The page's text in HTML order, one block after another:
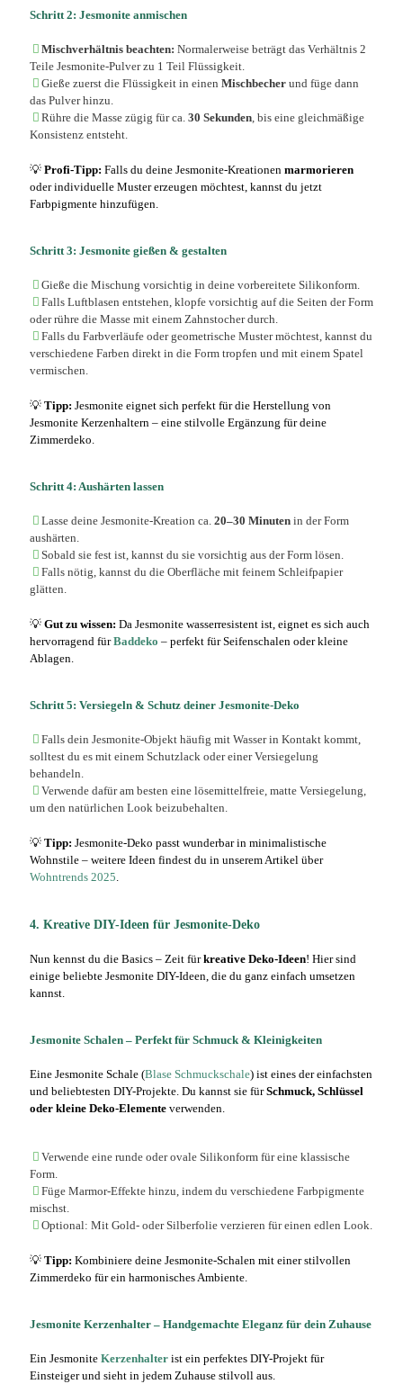
Schritt 2: Jesmonite anmischen
Mischverhältnis beachten: Normalerweise beträgt das Verhältnis 2
Teile Jesmonite-Pulver zu 1 Teil Flüssigkeit.
Gieße zuerst die Flüssigkeit in einen Mischbecher und füge dann
das Pulver hinzu.
Rühre die Masse zügig für ca. 30 Sekunden, bis eine gleichmäßige
Konsistenz entsteht.
💡 Profi-Tipp: Falls du deine Jesmonite-Kreationen marmorieren
oder individuelle Muster erzeugen möchtest, kannst du jetzt
Farbpigmente hinzufügen.
Schritt 3: Jesmonite gießen & gestalten
Gieße die Mischung vorsichtig in deine vorbereitete Silikonform.
Falls Luftblasen entstehen, klopfe vorsichtig auf die Seiten der Form
oder rühre die Masse mit einem Zahnstocher durch.
Falls du Farbverläufe oder geometrische Muster möchtest, kannst du
verschiedene Farben direkt in die Form tropfen und mit einem Spatel
vermischen.
💡 Tipp: Jesmonite eignet sich perfekt für die Herstellung von
Jesmonite Kerzenhaltern – eine stilvolle Ergänzung für deine
Zimmerdeko.
Schritt 4: Aushärten lassen
Lasse deine Jesmonite-Kreation ca. 20–30 Minuten in der Form
aushärten.
Sobald sie fest ist, kannst du sie vorsichtig aus der Form lösen.
Falls nötig, kannst du die Oberfläche mit feinem Schleifpapier
glätten.
💡 Gut zu wissen: Da Jesmonite wasserresistent ist, eignet es sich auch
hervorragend fürBaddeko – perfekt für Seifenschalen oder kleine
Ablagen.
Schritt 5: Versiegeln & Schutz deiner Jesmonite-Deko
Falls dein Jesmonite-Objekt häufig mit Wasser in Kontakt kommt,
solltest du es mit einem Schutzlack oder einer Versiegelung
behandeln.
Verwende dafür am besten eine lösemittelfreie, matte Versiegelung,
um den natürlichen Look beizubehalten.
💡 Tipp: Jesmonite-Deko passt wunderbar in minimalistische
Wohnstile – weitere Ideen findest du in unserem Artikel über
Wohntrends 2025.
4. Kreative DIY-Ideen für Jesmonite-Deko
Nun kennst du die Basics – Zeit fürkreative Deko-Ideen! Hier sind
einige beliebte Jesmonite DIY-Ideen, die du ganz einfach umsetzen
kannst.
Jesmonite Schalen – Perfekt für Schmuck & Kleinigkeiten
Eine Jesmonite Schale (Blase Schmuckschale) ist eines der einfachsten
und beliebtesten DIY-Projekte. Du kannst sie fürSchmuck, Schlüssel
oder kleine Deko-Elemente verwenden.
Verwende eine runde oder ovale Silikonform für eine klassische
Form.
Füge Marmor-Effekte hinzu, indem du verschiedene Farbpigmente
mischst.
Optional: Mit Gold- oder Silberfolie verzieren für einen edlen Look.
💡 Tipp: Kombiniere deine Jesmonite-Schalen mit einer stilvollen
Zimmerdeko für ein harmonisches Ambiente.
Jesmonite Kerzenhalter – Handgemachte Eleganz für dein Zuhause
Ein Jesmonite Kerzenhalter ist ein perfektes DIY-Projekt für
Einsteiger und sieht in jedem Zuhause stilvoll aus.